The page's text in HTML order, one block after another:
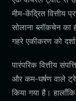
मीम-केंद्रित वित्तीय
सोलाना ब्लॉकचेन का
गहरे एकीकरण को
पारंपरिक वित्तीय
और कम-घर्षण वाले
किया गया है।